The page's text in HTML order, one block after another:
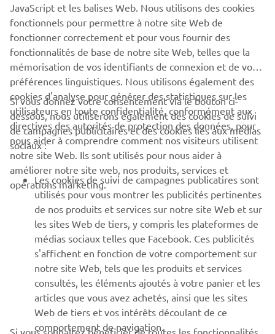
neuf courses, s’offrant et nous offrant par la même
occasion, un troisième titre Pilotes après la quatrième
épreuve, ainsi que le titre Constructeurs en catégorie
reine. Ne montrant aucun signe de ralentissement, il a
encore gagné en 2004, 2005 et 2006. Après la saison
2006, le Belge s'est retiré de la compétition, affichant un
palmarès sans précédent de 10 titres mondiaux et
101 victoires en Grand Prix.
Après une campagne infructueuse en 2007, nous avons
reconquis la place numéro 1 en 2008 avec David
Philippaerts. En tout, nous avons remporté huit titres
Pilotes et six titres Constructeurs dans la catégorie reine
du motocross au cours de la première décennie du
XXIe siècle.
JavaScript et les balises Web. Nous utilisons des cookies
fonctionnels pour permettre à notre site Web de
fonctionner correctement et pour vous fournir des
fonctionnalités de base de notre site Web, telles que la
mémorisation de vos identifiants de connexion et de vos
préférences linguistiques. Nous utilisons également des
cookies d'analyse pour générer des statistiques sur les
utilisateurs en toute confidentialité, conformément aux
directives des autorités de protection des données, pour
nous aider à comprendre comment nos visiteurs utilisent
notre site Web. Ils sont utilisés pour nous aider à
améliorer notre site web, nos produits, services et
opérations marketing.
Si vous donnez votre consentement via le bouton ci-
dessous, nous utiliserons également des cookies de suivi
de campagnes publicitaires et des cookies liés aux médias
sociaux :
Les cookies de suivi de campagnes publicatires sont
utilisés pour vous montrer les publicités pertinentes
de nos produits et services sur notre site Web et sur
les sites Web de tiers, y compris les plateformes de
médias sociaux telles que Facebook. Ces publicités
s'affichent en fonction de votre comportement sur
notre site Web, tels que les produits et services
consultés, les éléments ajoutés à votre panier et les
articles que vous avez achetés, ainsi que les sites
Web de tiers et vos intérêts découlant de ce
comportement de navigation.
Si vous souhaitez bénéficier de toutes les fonctionnalités